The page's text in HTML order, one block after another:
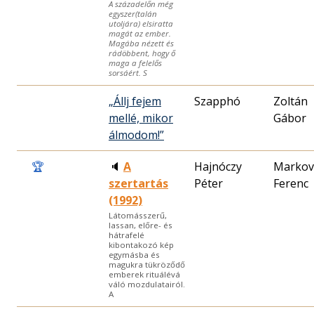
A századelőn még
egyszer(talán
utoljára) elsiratta
magát az ember.
Magába nézett és
rádöbbent, hogy ő
maga a felelős
sorsáért. S
„Állj fejem
mellé, mikor
álmodom!”
Szapphó
Zoltán
Gábor
🏆 🔈 A
szertartás
(1992)
Látomásszerű,
lassan, előre- és
hátrafelé
kibontakozó kép
egymásba és
magukra tükröződő
emberek rituálévá
váló mozdulatairól.
A
Hajnóczy
Péter
Ferenc